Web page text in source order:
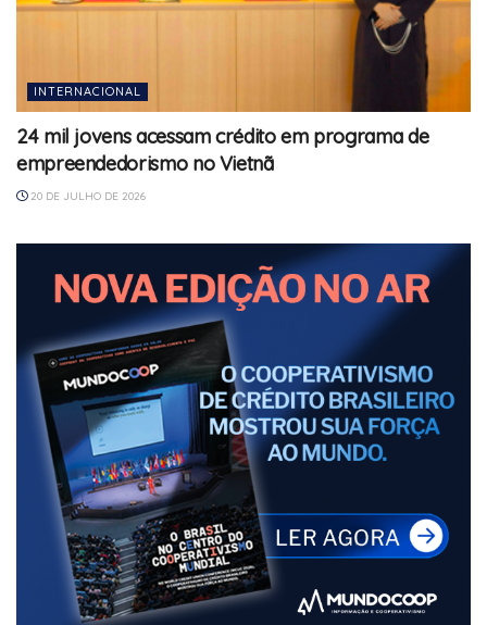
INTERNACIONAL
24 mil jovens acessam crédito em programa de
empreendedorismo no Vietnã
20 DE JULHO DE 2026